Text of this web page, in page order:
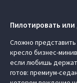
Пилотировать или
Сложно
кресло бизнес-
если любишь
готов: премиум-седан